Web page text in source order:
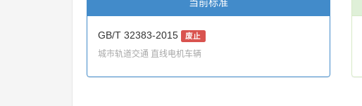
GB/T 32383-2015 废止
城市轨道交通 直线电机车辆